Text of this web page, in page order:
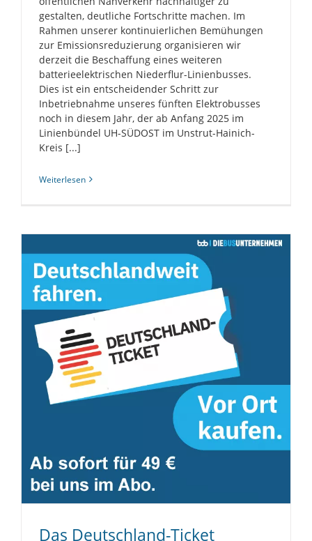
gestalten, deutliche Fortschritte machen. Im
Rahmen unserer kontinuierlichen Bemühungen
zur Emissionsreduzierung organisieren wir
derzeit die Beschaffung eines weiteren
batterieelektrischen Niederflur-Linienbusses.
Dies ist ein entscheidender Schritt zur
Inbetriebnahme unseres fünften Elektrobusses
noch in diesem Jahr, der ab Anfang 2025 im
Linienbündel UH-SÜDOST im Unstrut-Hainich-
Kreis [...]
Weiterlesen
Das Deutschland-Ticket